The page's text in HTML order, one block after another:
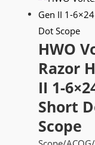
HWO
Razor
II 1-
Short
Scope